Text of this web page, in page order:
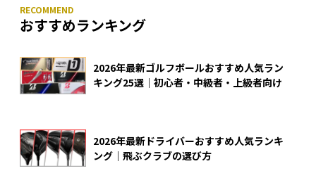
おすすめランキング
2026年最新ゴルフボールおすすめ人気ラン
キング25選｜初心者・中級者・上級者向け
2026年最新ドライバーおすすめ人気ランキ
ング｜飛ぶクラブの選び方